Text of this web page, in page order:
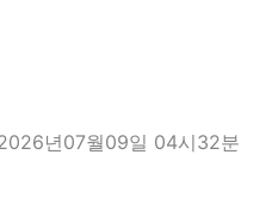
년07월09일 04시32분